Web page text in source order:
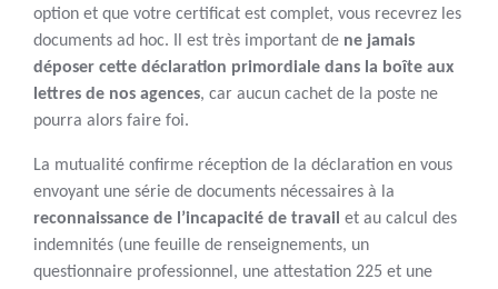
option et que votre certificat est complet, vous recevrez les
documents ad hoc. Il est très important de ne jamais
déposer cette déclaration primordiale dans la boîte aux
lettres de nos agences, car aucun cachet de la poste ne
pourra alors faire foi.
La mutualité confirme réception de la déclaration en vous
envoyant une série de documents nécessaires à la
reconnaissance de l’incapacité de travail et au calcul des
indemnités (une feuille de renseignements, un
questionnaire professionnel, une attestation 225 et une